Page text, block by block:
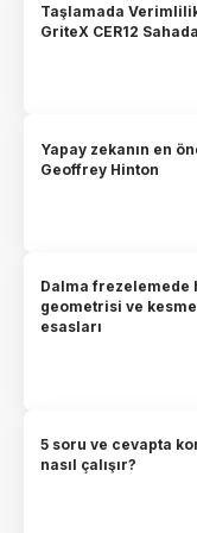
Taşlamada
GriteX CER12 Sahada
Yapay zekanın en
Geoffrey Hinton
Dalma frezelemede
geometrisi ve
esasları
5 soru ve cevapta
nasıl çalışır?